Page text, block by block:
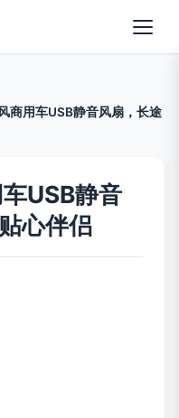
商用车USB静音风扇，长途
USB静音
心伴侣